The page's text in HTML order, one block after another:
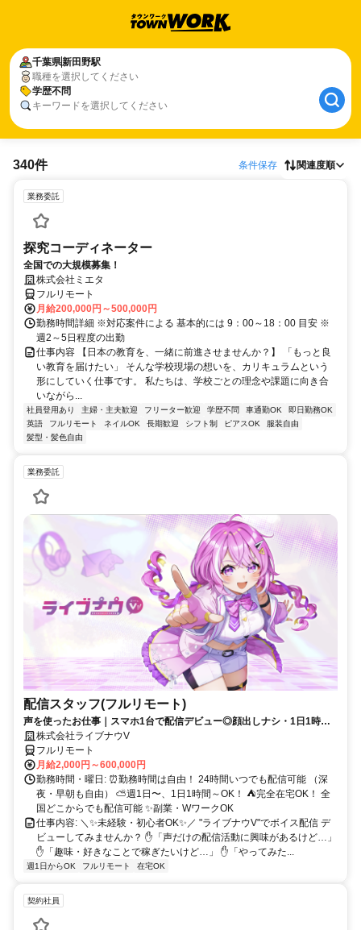
千葉県新田野駅
職種を選択してください
学歴不問
キーワードを選択してください
340件 条件保存 関連度順
業務委託
探究コーディネーター
全国での大規模募集！
株式会社ミエタ
フルリモート
月給200,000円～500,000円
勤務時間詳細 ※対応案件による 基本的には 9：00～18：00 目安 ※
週2～5日程度の出勤
仕事内容 【日本の教育を、一緒に前進させませんか？】 「もっと良
い教育を届けたい」 そんな学校現場の想いを、カリキュラムという
形にしていく仕事です。 私たちは、学校ごとの理念や課題に向き合
いながら...
社員登用あり 主婦・主夫歓迎 フリーター歓迎 学歴不問 車通勤OK
即日勤務OK
英語
フルリモート ネイルOK 長期歓迎 シフト制 ピアスOK
服装自由
髪型・髪色自由
業務委託
配信スタッフ(フルリモート)
声を使ったお仕事｜スマホ1台で配信デビュー◎顔出しナシ・1日1時間
～OK♪
株式会社ライブナウV
フルリモート
月給2,000円～600,000円
勤務時間・曜日: ⏰勤務時間は自由！ 24時間いつでも配信可能 （深
夜・早朝も自由） ⛅週1日〜、1日1時間～OK！ ⛺完全在宅OK！ 全
国どこからでも配信可能 ✨副業・WワークOK
仕事内容: ＼✨未経験・初心者OK✨／ "ライブナウV"でボイス配信 デ
ビューしてみませんか？ ✋「声だけの配信活動に興味があるけど…」
✋「趣味・好きなことで稼ぎたいけど…」 ✋「やってみた...
週1日からOK フルリモート 在宅OK
契約社員